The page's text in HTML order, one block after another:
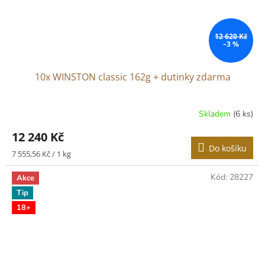
12 620 Kč
–3 %
10x WINSTON classic 162g + dutinky zdarma
Skladem (6 ks)
12 240 Kč
Měrná
cena:
7 555,56 Kč / 1 kg Do košíku
Akce
Tip
18+
Kód: 28227